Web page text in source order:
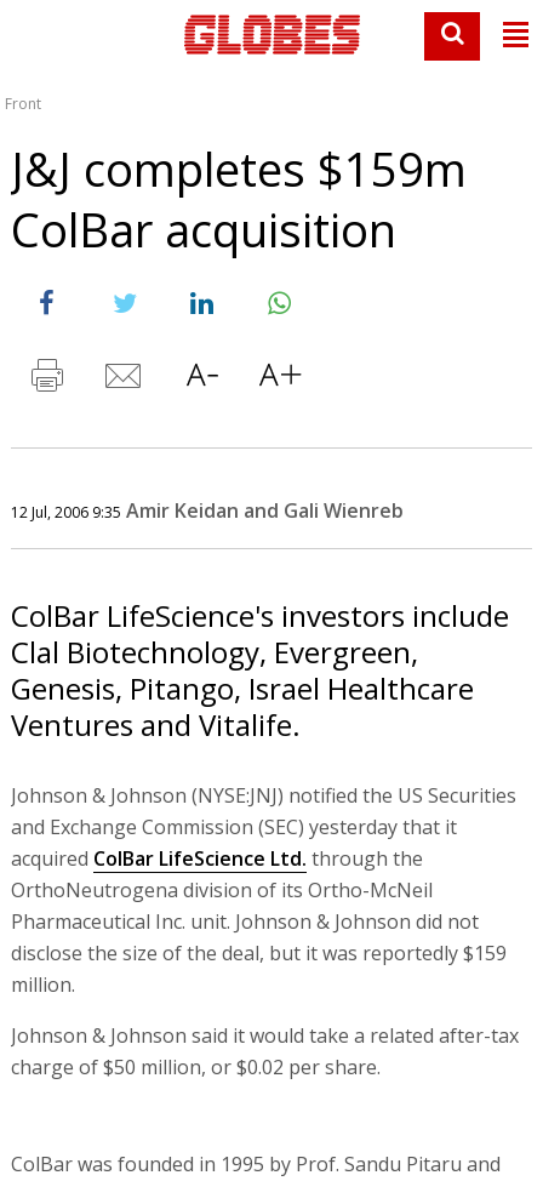
Front
J&J completes $159m
ColBar acquisition
12 Jul, 2006 9:35 Amir Keidan and Gali Wienreb
ColBar LifeScience's investors include
Clal Biotechnology, Evergreen,
Genesis, Pitango, Israel Healthcare
Ventures and Vitalife.
Johnson & Johnson (NYSE:JNJ) notified the US Securities
and Exchange Commission (SEC) yesterday that it
acquired ColBar LifeScience Ltd. through the
OrthoNeutrogena division of its Ortho-McNeil
Pharmaceutical Inc. unit. Johnson & Johnson did not
disclose the size of the deal, but it was reportedly $159
million.
Johnson & Johnson said it would take a related after-tax
charge of $50 million, or $0.02 per share.
ColBar was founded in 1995 by Prof. Sandu Pitaru and